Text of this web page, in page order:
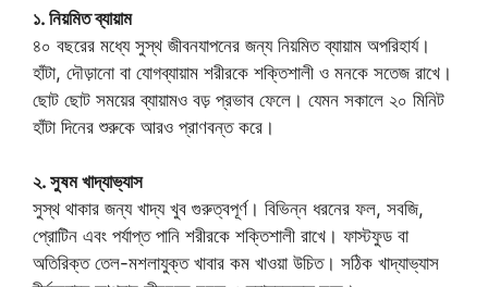
১. নিয়মিত ব্যায়াম
৪০ বছরের মধ্যে সুস্থ জীবনযাপনের জন্য নিয়মিত ব্যায়াম অপরিহার্য।
হাঁটা, দৌড়ানো বা যোগব্যায়াম শরীরকে শক্তিশালী ও মনকে সতেজ রাখে।
ছোট ছোট সময়ের ব্যায়ামও বড় প্রভাব ফেলে। যেমন সকালে ২০ মিনিট
হাঁটা দিনের শুরুকে আরও প্রাণবন্ত করে।
২. সুষম খাদ্যাভ্যাস
সুস্থ থাকার জন্য খাদ্য খুব গুরুত্বপূর্ণ। বিভিন্ন ধরনের ফল, সবজি,
প্রোটিন এবং পর্যাপ্ত পানি শরীরকে শক্তিশালী রাখে। ফাস্টফুড বা
অতিরিক্ত তেল-মশলাযুক্ত খাবার কম খাওয়া উচিত। সঠিক খাদ্যাভ্যাস